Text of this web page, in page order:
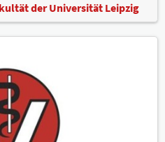
der Universität Leipzig